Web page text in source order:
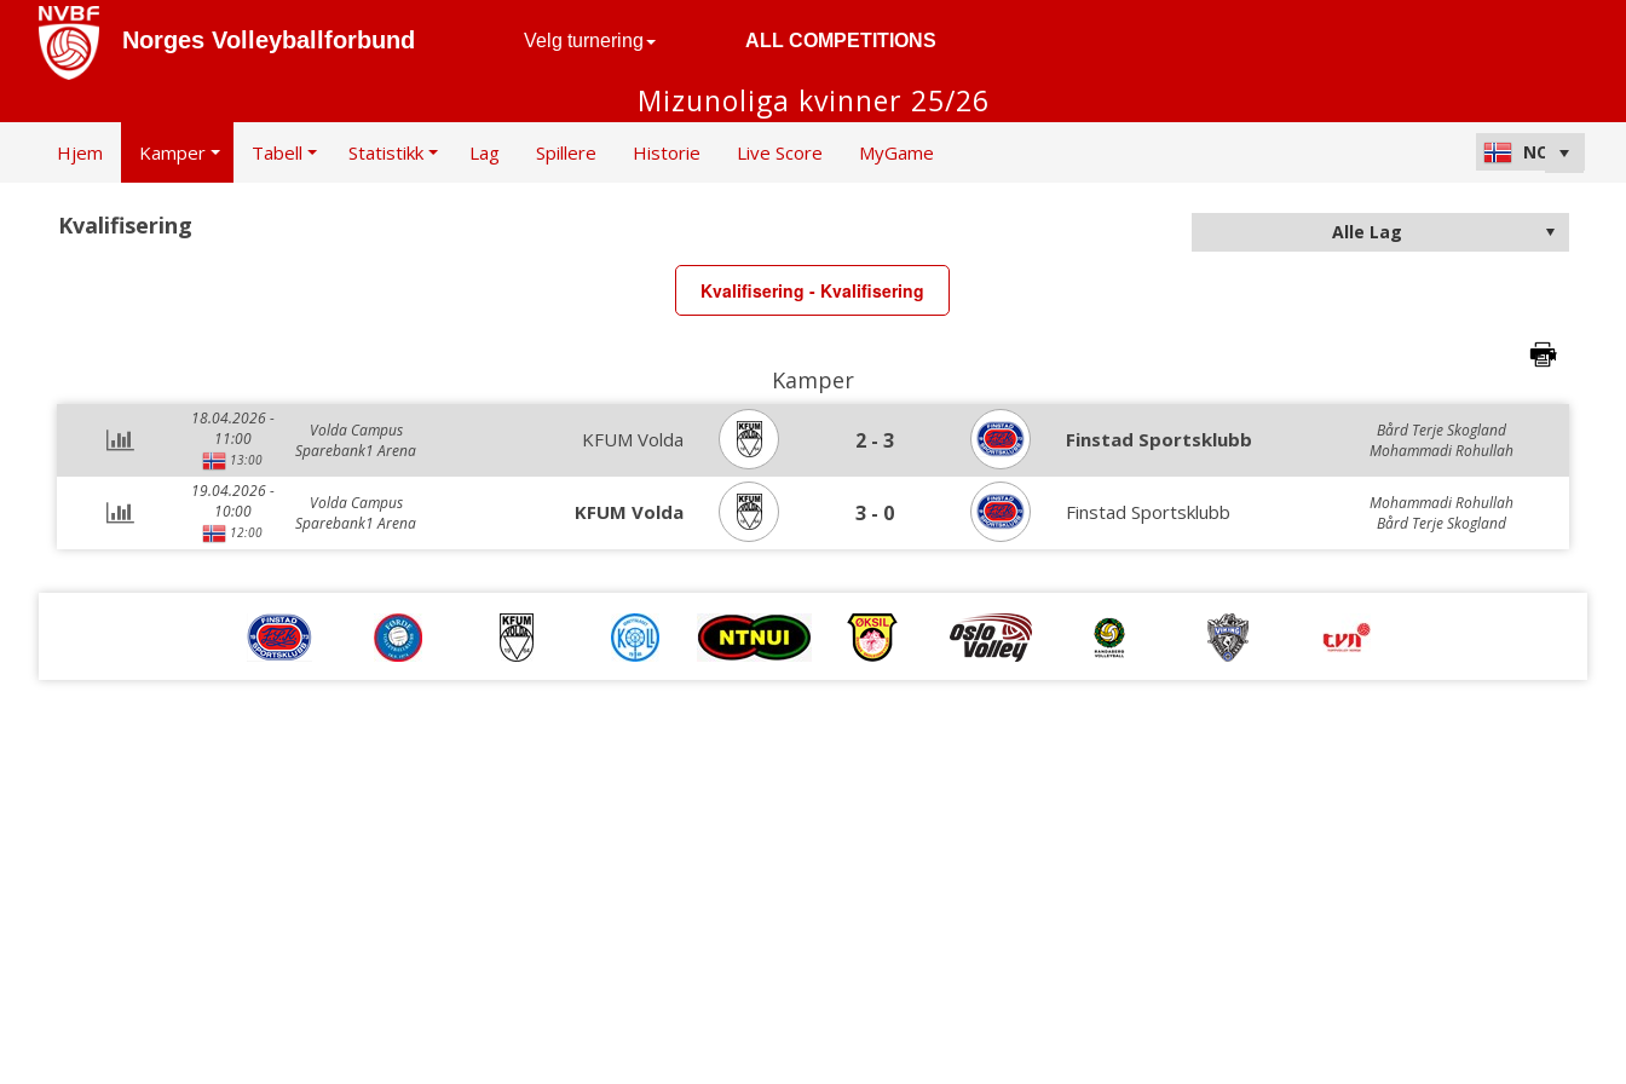
Norges Volleyballforbund Velg turnering ALL COMPETITIONS
Mizunoliga kvinner 25/26
Hjem Kamper Tabell Statistikk Lag Spillere Historie Live Score MyGame
Kvalifisering
Kvalifisering - Kvalifisering
Kamper
18.04.2026 -
11:00
13:00
Volda Campus
Sparebank1 Arena
KFUM Volda 2 - 3 Finstad Sportsklubb
Bård Terje Skogland
Mohammadi Rohullah
19.04.2026 -
10:00
12:00
Volda Campus
Sparebank1 Arena
KFUM Volda 3 - 0 Finstad Sportsklubb
Mohammadi Rohullah
Bård Terje Skogland